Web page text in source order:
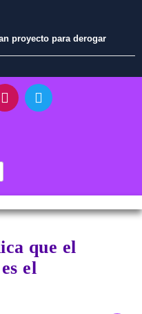
proyecto para derogar
que el
el